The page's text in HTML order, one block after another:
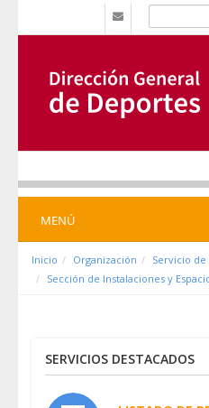
MENÚ
Inicio Organización
Servicio
Sección de Instalaciones y
SERVICIOS DESTACADOS